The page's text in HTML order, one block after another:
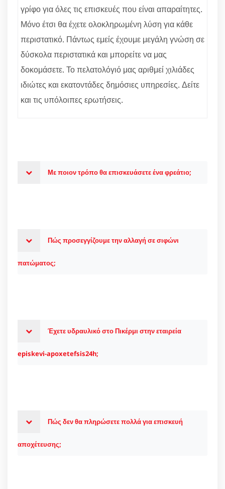
γρίφο για όλες τις επισκευές που είναι απαραίτητες.
Μόνο έτσι θα έχετε ολοκληρωμένη λύση για κάθε
περιστατικό. Πάντως εμείς έχουμε μεγάλη γνώση σε
δύσκολα περιστατικά και μπορείτε να μας
δοκομάσετε. Το πελατολόγιό μας αριθμεί χιλιάδες
ιδιώτες και εκατοντάδες δημόσιες υπηρεσίες. Δείτε
και τις υπόλοιπες ερωτήσεις.
Με ποιον τρόπο θα επισκευάσετε ένα φρεάτιο;
Πώς προσεγγίζουμε την αλλαγή σε σιφώνι
πατώματος;
Έχετε υδραυλικό στο Πικέρμι στην εταιρεία
episkevi-apoxetefsis24h;
Πώς δεν θα πληρώσετε πολλά για επισκευή
αποχέτευσης;